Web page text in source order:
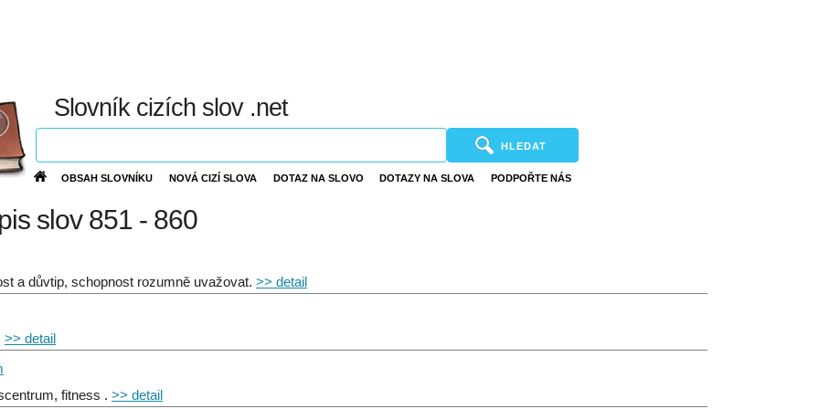
Slovník cizích slov .net
HLEDAT
OBSAH SLOVNÍKU NOVÁ CIZÍ SLOVA DOTAZ NA SLOVO DOTAZY NA SLOVA PODPOŘTE NÁS
slov 851 - 860
a důvtip, schopnost rozumně uvažovat. >> detail
>> detail
fitness . >> detail